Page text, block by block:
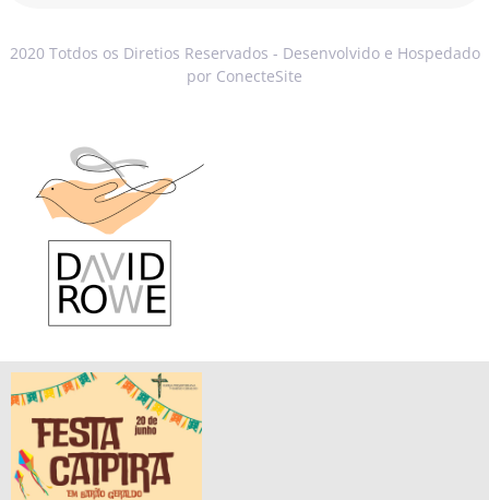
2020 Totdos os Diretios Reservados - Desenvolvido e Hospedado
por ConecteSite